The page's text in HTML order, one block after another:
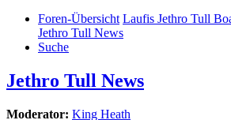
Foren-Übersicht Laufis Jethro Tull
Jethro Tull News
Suche
Jethro Tull News
Moderator: King Heath